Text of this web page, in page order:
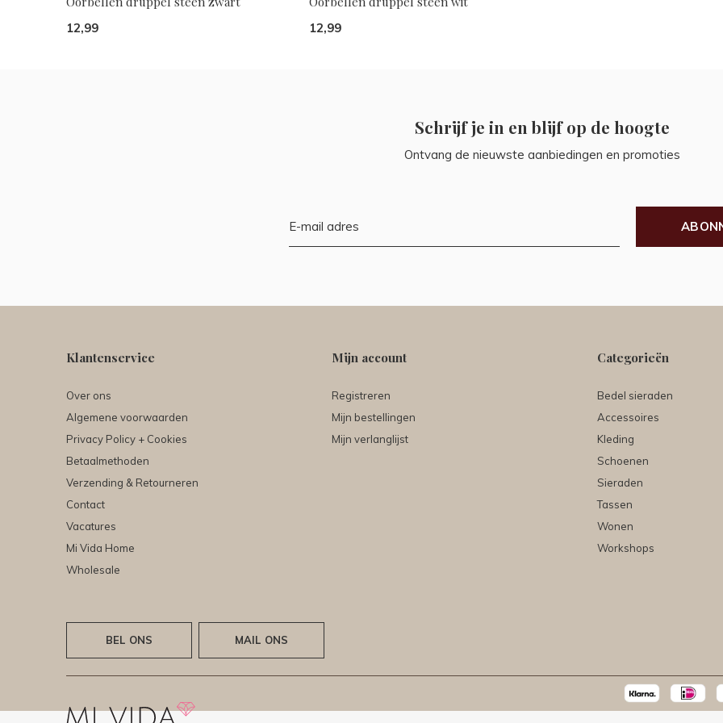
12,99 12,99
Schrijf je in en blijf op de hoogte
Ontvang de nieuwste aanbiedingen en promoties
Klantenservice
Over ons
Algemene voorwaarden
Privacy Policy + Cookies
Betaalmethoden
Verzending & Retourneren
Contact
Vacatures
Mi Vida Home
Wholesale
Mijn account
Registreren
Mijn bestellingen
Mijn verlanglijst
Categorieën
Bedel sieraden
Accessoires
Kleding
Schoenen
Sieraden
Tassen
Wonen
Workshops
BEL ONS MAIL ONS